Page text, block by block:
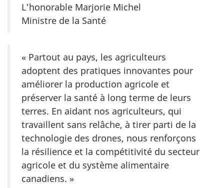
L'honorable Marjorie Michel
Ministre de la Santé
« Partout au pays, les agriculteurs
adoptent des pratiques innovantes pour
améliorer la production agricole et
préserver la santé à long terme de leurs
terres. En aidant nos agriculteurs, qui
travaillent sans relâche, à tirer parti de la
technologie des drones, nous renforçons
la résilience et la compétitivité du secteur
agricole et du système alimentaire
canadiens. »